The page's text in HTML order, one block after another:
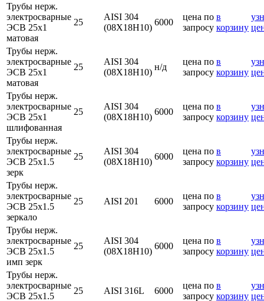
Трубы нерж.
электросварные
ЭСВ 25х1
матовая
25
AISI 304
(08Х18Н10)
6000
цена по
запросу
в
корзину
Трубы нерж.
электросварные
ЭСВ 25х1
матовая
25
AISI 304
(08Х18Н10)
н/д
цена по
запросу
в
корзину
Трубы нерж.
электросварные
ЭСВ 25х1
шлифованная
25
AISI 304
(08Х18Н10)
6000
цена по
запросу
в
корзину
Трубы нерж.
электросварные
ЭСВ 25х1.5
зерк
25
AISI 304
(08Х18Н10)
6000
цена по
запросу
в
корзину
Трубы нерж.
электросварные
ЭСВ 25х1.5
зеркало
25 AISI 201 6000
цена по
запросу
в
корзину
Трубы нерж.
электросварные
ЭСВ 25х1.5
имп зерк
25
AISI 304
(08Х18Н10)
6000
цена по
запросу
в
корзину
Трубы нерж.
электросварные
ЭСВ 25х1.5
25 AISI 316L 6000
цена по
запросу
в
корзину